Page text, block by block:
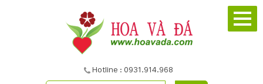
Hotline : 0931.914.968